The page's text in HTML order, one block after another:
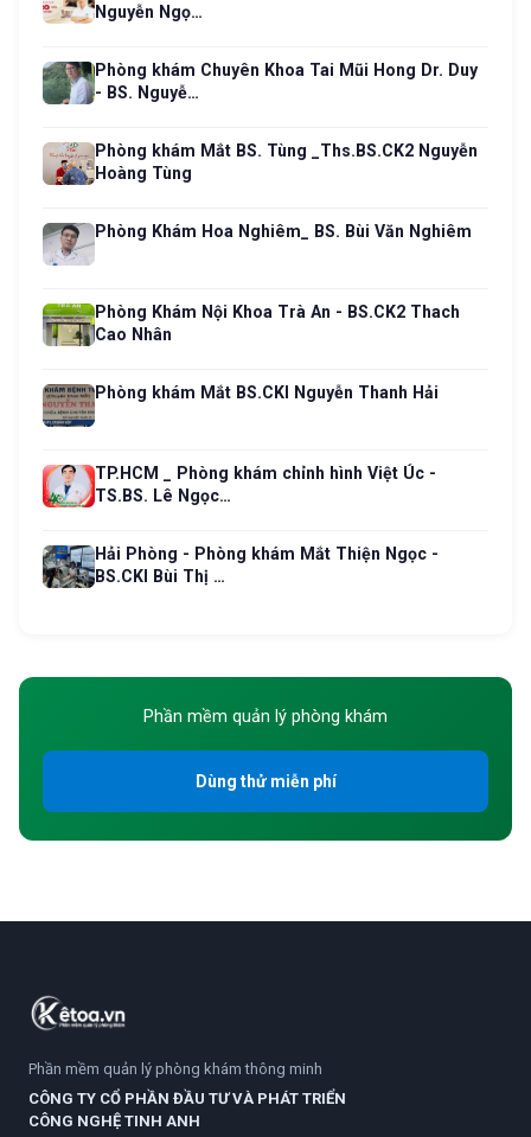
Nguyễn Ngọ…
Phòng khám Chuyên Khoa Tai Mũi Hong Dr. Duy
- BS. Nguyễ…
Phòng khám Mắt BS. Tùng _Ths.BS.CK2 Nguyễn
Hoàng Tùng
Phòng Khám Hoa Nghiêm_ BS. Bùi Văn Nghiêm
Phòng Khám Nội Khoa Trà An - BS.CK2 Thach
Cao Nhân
Phòng khám Mắt BS.CKI Nguyễn Thanh Hải
TP.HCM _ Phòng khám chỉnh hình Việt Úc -
TS.BS. Lê Ngọc…
Hải Phòng - Phòng khám Mắt Thiện Ngọc -
BS.CKI Bùi Thị …
Phần mềm quản lý phòng khám
Dùng thử miễn phí
Phần mềm quản lý phòng khám thông minh
CÔNG TY CỔ PHẦN ĐẦU TƯ VÀ PHÁT TRIỂN
CÔNG NGHỆ TINH ANH